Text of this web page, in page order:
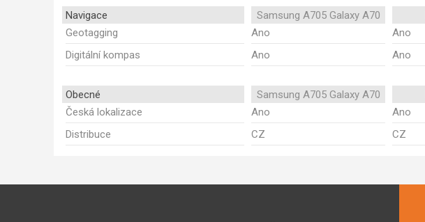
Navigace Samsung A705 Galaxy A70
Geotagging
Ano Ano
Digitální kompas
Ano Ano
Obecné Samsung A705 Galaxy A70
Česká lokalizace
Ano Ano
Distribuce
CZ CZ